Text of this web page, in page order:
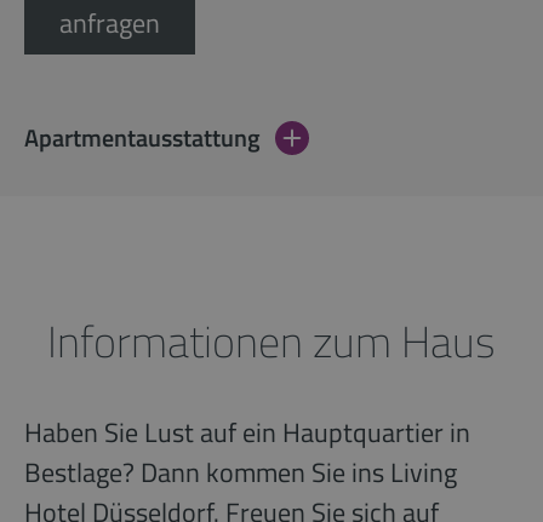
anfragen
Apartmentausstattung
Informationen zum Haus
Haben Sie Lust auf ein Hauptquartier in
Bestlage? Dann kommen Sie ins Living
Hotel Düsseldorf. Freuen Sie sich auf